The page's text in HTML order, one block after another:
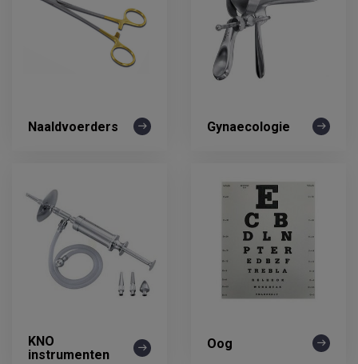
Naaldvoerders Gynaecologie
KNO
instrumenten
Oog